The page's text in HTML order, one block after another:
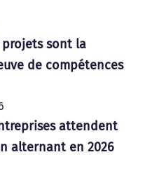
projets sont la
de compétences
attendent
alternant en 2026